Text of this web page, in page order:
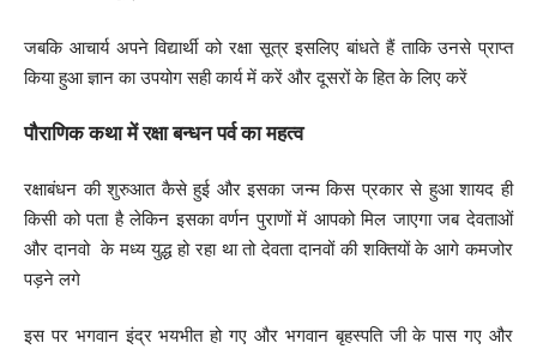
जबकि आचार्य अपने विद्यार्थी को रक्षा सूत्र इसलिए बांधते हैं ताकि उनसे प्राप्त
किया हुआ ज्ञान का उपयोग सही कार्य में करें और दूसरों के हित के लिए करें
पौराणिक कथामें रक्षा बन्धन पर्व का महत्व
रक्षाबंधन की शुरुआत कैसे हुई और इसका जन्म किस प्रकार से हुआ शायद ही
किसी को पता है लेकिन इसका वर्णन पुराणों में आपको मिल जाएगा जब देवताओं
और दानवो के मध्य युद्ध हो रहा था तो देवता दानवों की शक्तियों के आगे कमजोर
पड़ने लगे
इस पर भगवान इंद्र भयभीत हो गए और भगवान बृहस्पति जी के पास गए और